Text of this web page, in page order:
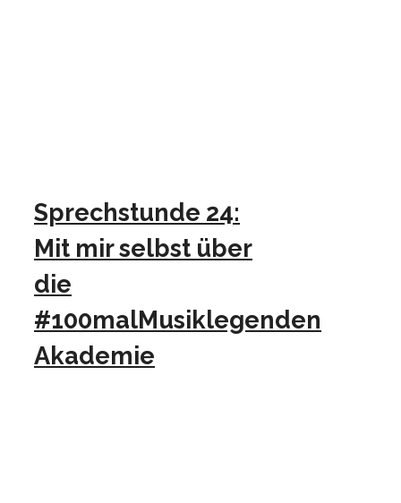
Sprechstunde 24:
Mit mir selbst über
die
#100malMusiklegenden
Akademie